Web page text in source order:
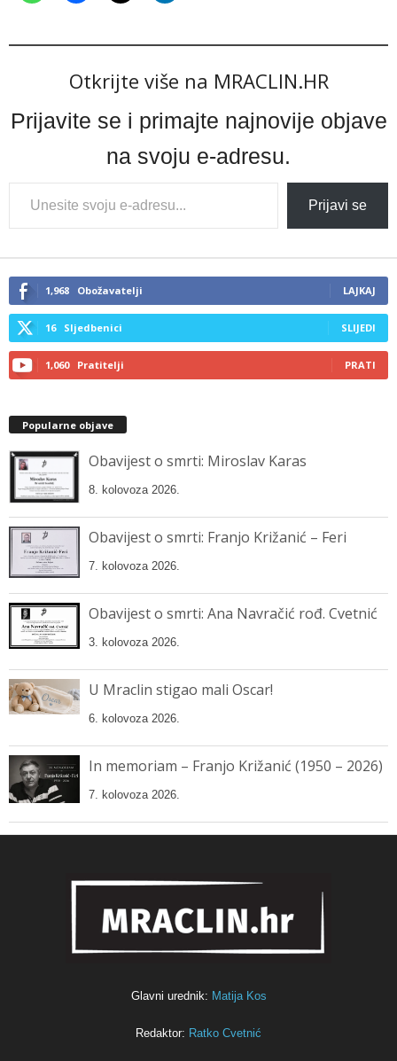
Otkrijte više na MRACLIN.HR
Prijavite se i primajte najnovije objave
na svoju e-adresu.
Type
your
email…
Prijavi se
1,968 Obožavatelji LAJKAJ
16 Sljedbenici SLIJEDI
1,060 Pratitelji PRATI
Popularne objave
Obavijest o smrti: Miroslav Karas
8. kolovoza 2026.
Obavijest o smrti: Franjo Križanić – Feri
7. kolovoza 2026.
Obavijest o smrti: Ana Navračić rođ. Cvetnić
3. kolovoza 2026.
U Mraclin stigao mali Oscar!
6. kolovoza 2026.
In memoriam – Franjo Križanić (1950 – 2026)
7. kolovoza 2026.
Glavni urednik: Matija Kos
Redaktor: Ratko Cvetnić